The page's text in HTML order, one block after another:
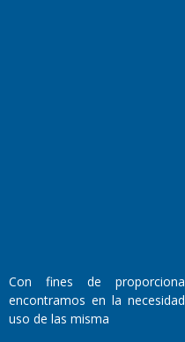
Con fines de
encontramos en la
uso de las misma